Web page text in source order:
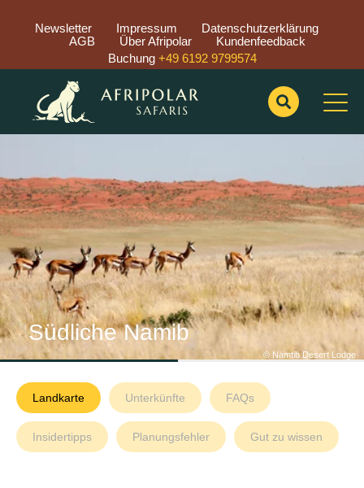
Newsletter Impressum
Datenschutzerklärung
AGB
Über Afripolar
Kundenfeedback
Buchung +49 6192 9799574
Previous
© Namtib Desert Lodge
Südliche Namib
Landkarte Unterkünfte FAQs
Insidertipps Planungsfehler Gut zu wissen